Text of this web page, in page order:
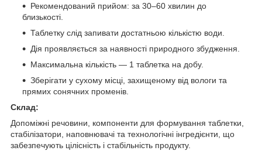
Рекомендований прийом: за 30–60 хвилин до
близькості.
Таблетку слід запивати достатньою кількістю води.
Дія проявляється за наявності природного збудження.
Максимальна кількість — 1 таблетка на добу.
Зберігати у сухому місці, захищеному від вологи та
прямих сонячних променів.
Склад:
Допоміжні речовини, компоненти для формування таблетки,
стабілізатори, наповнювачі та технологічні інгредієнти, що
забезпечують цілісність і стабільність продукту.